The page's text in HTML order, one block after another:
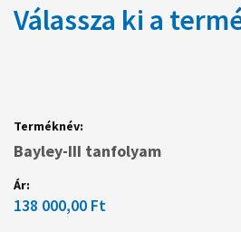
Válassza ki a
termék
tételek
Bayley-III tanfolyam
138 000,00 Ft